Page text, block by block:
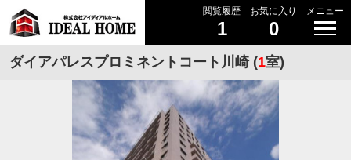
閲覧履歴
1
お気に入り
0
メニュー
ダイアパレスプロミネントコート川崎 (1室)